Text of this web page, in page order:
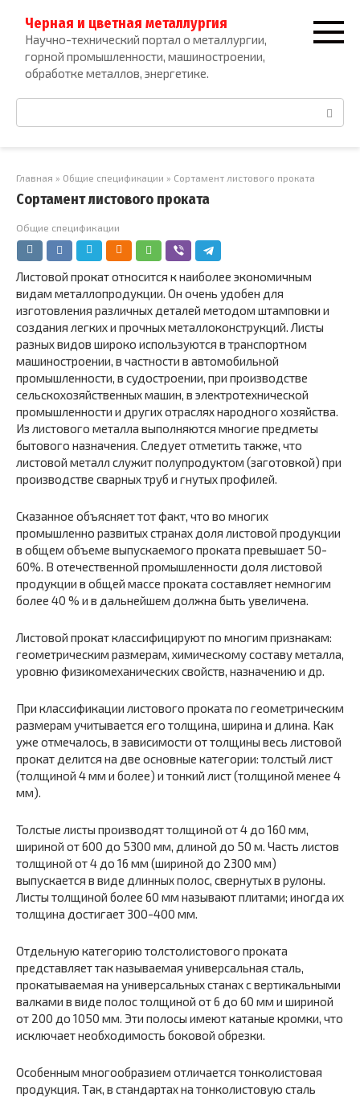
контенту
Черная и цветная металлургия
Научно-технический портал о металлургии,
горной промышленности, машиностроении,
обработке металлов, энергетике.
Поиск:
Главная » Общие спецификации » Сортамент листового проката
Сортамент листового проката
Общие спецификации
Листовой прокат относится к наиболее экономичным
видам металлопродукции. Он очень удобен для
изготовления различных деталей методом штамповки и
создания легких и прочных металлоконструкций. Листы
разных видов широко используются в транспортном
машиностроении, в частности в автомобильной
промышленности, в судостроении, при производстве
сельскохозяйственных машин, в электротехнической
промышленности и других отраслях народного хозяйства.
Из листового металла выполняются многие предметы
бытового назначения. Следует отметить также, что
листовой металл служит полупродуктом (заготовкой) при
производстве сварных труб и гнутых профилей.
Сказанное объясняет тот факт, что во многих
промышленно развитых странах доля листовой продукции
в общем объеме выпускаемого проката превышает 50-
60%. В отечественной промышленности доля листовой
продукции в общей массе проката составляет немногим
более 40 % и в дальнейшем должна быть увеличена.
Листовой прокат классифицируют по многим признакам:
геометрическим размерам, химическому составу металла,
уровню физикомеханических свойств, назначению и др.
При классификации листового проката по геометрическим
размерам учитывается его толщина, ширина и длина. Как
уже отмечалось, в зависимости от толщины весь листовой
прокат делится на две основные категории: толстый лист
(толщиной 4 мм и более) и тонкий лист (толщиной менее 4
мм).
Толстые листы производят толщиной от 4 до 160 мм,
шириной от 600 до 5300 мм, длиной до 50 м. Часть листов
толщиной от 4 до 16 мм (шириной до 2300 мм)
выпускается в виде длинных полос, свернутых в рулоны.
Листы толщиной более 60 мм называют плитами; иногда их
толщина достигает 300-400 мм.
Отдельную категорию толстолистового проката
представляет так называемая универсальная сталь,
прокатываемая на универсальных станах с вертикальными
валками в виде полос толщиной от 6 до 60 мм и шириной
от 200 до 1050 мм. Эти полосы имеют катаные кромки, что
исключает необходимость боковой обрезки.
Особенным многообразием отличается тонколистовая
продукция. Так, в стандартах на тонколистовую сталь